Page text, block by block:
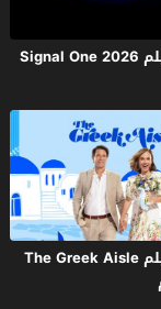
مشاهدة فيلم Signal One 2026
مشاهدة فيلم The Greek Aisle